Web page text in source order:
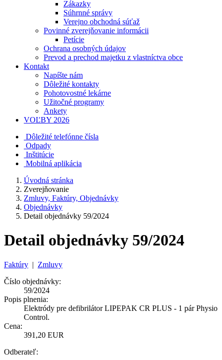
Zákazky
Súhrnné správy
Verejno obchodná súťaž
Povinné zverejňovanie informácii
Petície
Ochrana osobných údajov
Prevod a prechod majetku z vlastníctva obce
Kontakt
Napíšte nám
Dôležité kontakty
Pohotovostné lekárne
Užitočné programy
Ankety
VOĽBY 2026
Dôležité telefónne čísla
Odpady
Inštitúcie
Mobilná aplikácia
Úvodná stránka
Zverejňovanie
Zmluvy, Faktúry, Objednávky
Objednávky
Detail objednávky 59/2024
Detail objednávky 59/2024
Faktúry | Zmluvy
Číslo objednávky:
59/2024
Popis plnenia:
Elektródy pre defibrilátor LIPEPAK CR PLUS - 1 pár Physio
Control.
Cena:
391,20 EUR
Odberateľ: